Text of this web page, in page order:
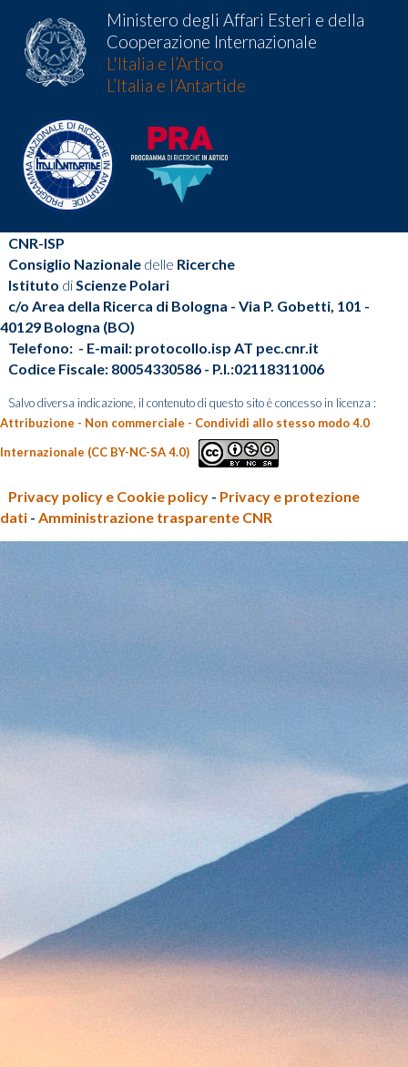
Ministero degli Affari Esteri e della
Cooperazione Internazionale
L'Italia e l’Artico
L’Italia e l’Antartide
CNR-ISP
Consiglio Nazionale delle Ricerche
Istituto diScienze Polari
c/o Area della Ricerca di Bologna - Via P. Gobetti, 101 -
40129 Bologna (BO)
Telefono: - E-mail: protocollo.isp AT pec.cnr.it
Codice Fiscale: 80054330586 - P.I.:02118311006
Salvo diversa indicazione, il contenuto di questo sito è concesso in licenza :
Attribuzione - Non commerciale - Condividi allo stesso modo 4.0
Internazionale (CC BY-NC-SA 4.0)
Privacy policy e Cookie policy - Privacy e protezione
dati - Amministrazione trasparente CNR